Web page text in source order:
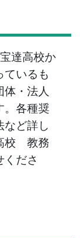
達高校か
ているも
体・法人
。各種奨
など詳し
校 教務
ださ